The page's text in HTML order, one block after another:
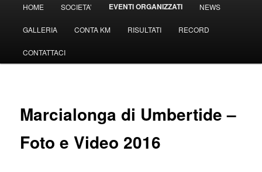
Skip
to
primary
HOME SOCIETA’ EVENTI ORGANIZZATI NEWS
GALLERIA CONTA KM RISULTATI RECORD
CONTATTACI
Marcialonga di Umbertide –
Foto e Video 2016